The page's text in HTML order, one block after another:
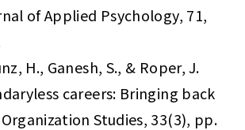
of Applied Psychology, 71,
H., Ganesh, S., & Roper, J.
careers: Bringing back
Studies, 33(3), pp.